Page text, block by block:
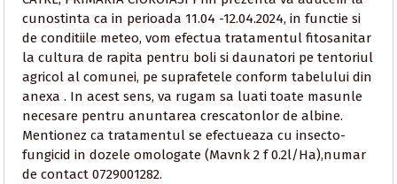
cunostinta ca in perioada 11.04 -12.04.2024, in functie si
de conditiile meteo, vom efectua tratamentul fitosanitar
la cultura de rapita pentru boli si daunatori pe tentoriul
agricol al comunei, pe suprafetele conform tabelului din
anexa . In acest sens, va rugam sa luati toate masunle
necesare pentru anuntarea crescatonlor de albine.
Mentionez ca tratamentul se efectueaza cu insecto-
fungicid in dozele omologate (Mavnk 2 f 0.2l/Ha),numar
de contact 0729001282.